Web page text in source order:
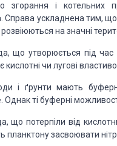
згорання і котельних
ускладнена тим, що
на значні
що утворюється під час
кислотні чи лугові
і ґрунти мають
ті буферні
що потерпіли від
планктону засвоювати